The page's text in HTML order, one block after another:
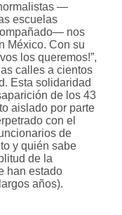
—
escuelas
nos
México. Con su
los queremos!”,
calles a cientos
Esta solidaridad
de los 43
aislado por parte
con el
de
y quién sabe
de la
han estado
años).